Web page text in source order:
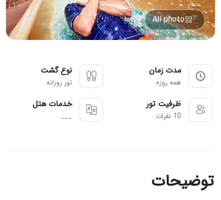
All photo
مدت زمان
همه روزه
نوع گشت
تور روزانه
ظرفیت تور
10 نفرات
خدمات هتل
___
توضیحات